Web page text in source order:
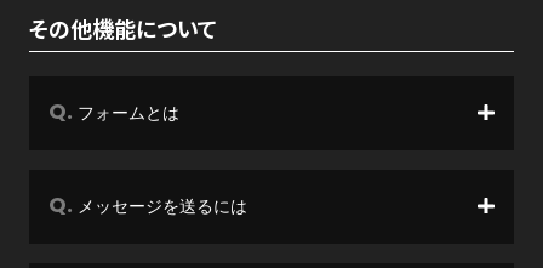
その他機能について
フォームとは
メッセージを送るには